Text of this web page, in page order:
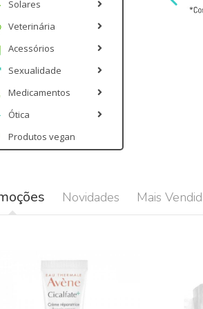
Solares
Veterinária
Acessórios
Sexualidade
Medicamentos
Ótica
Produtos vegan
Novidades Mais